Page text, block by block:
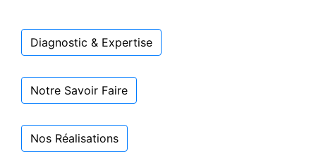
Diagnostic & Expertise
Notre Savoir Faire
Nos Réalisations